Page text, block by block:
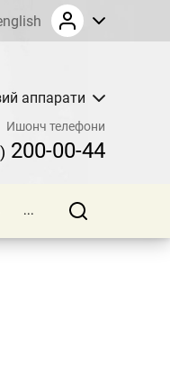
аппарати
Ишонч телефони
200-00-44
...